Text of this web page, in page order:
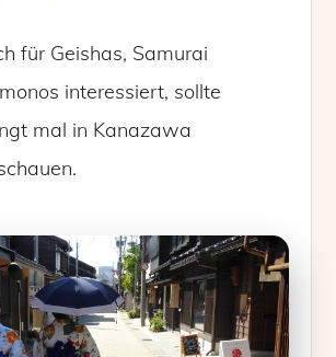
für Geishas, Samurai
interessiert, sollte
mal in Kanazawa